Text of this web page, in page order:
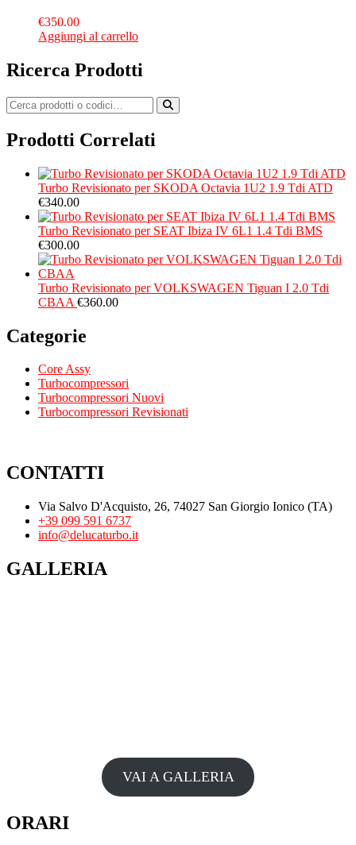
€350.00
Aggiungi al carrello
Ricerca Prodotti
Prodotti Correlati
Turbo Revisionato per SKODA Octavia 1U2 1.9 Tdi ATD
€340.00
Turbo Revisionato per SEAT Ibiza IV 6L1 1.4 Tdi BMS
€300.00
Turbo Revisionato per VOLKSWAGEN Tiguan I 2.0 Tdi
CBAA €360.00
Categorie
Core Assy
Turbocompressori
Turbocompressori Nuovi
Turbocompressori Revisionati
CONTATTI
Via Salvo D'Acquisto, 26, 74027 San Giorgio Ionico (TA)
+39 099 591 6737
info@delucaturbo.it
GALLERIA
VAI A GALLERIA
ORARI